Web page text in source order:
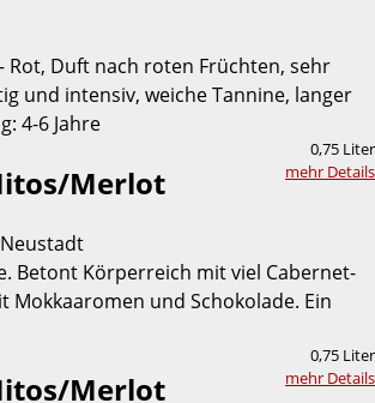
Rot, Duft nach roten Früchten, sehr
und intensiv, weiche Tannine, langer
4-6 Jahre
0,75 Liter
mehr Details
Merlot
Betont Körperreich mit viel Cabernet-
Mokkaaromen und Schokolade. Ein
0,75 Liter
mehr Details
Merlot